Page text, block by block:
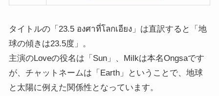
タイトルの「23.5 องศาที่โลกเอียง」は直訳すると「地
球の傾きは23.5度」。
主演のLoveの役名は「Sun」、Milkは本名Ongsaです
が、チャットネームは「Earth」ということで、地球
と太陽に例えた関係性となっています。